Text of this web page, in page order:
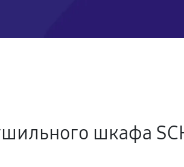
шкафа